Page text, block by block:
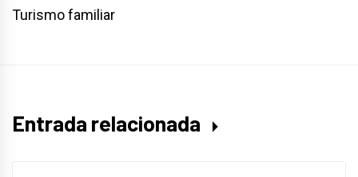
Turismo familiar
Entrada relacionada